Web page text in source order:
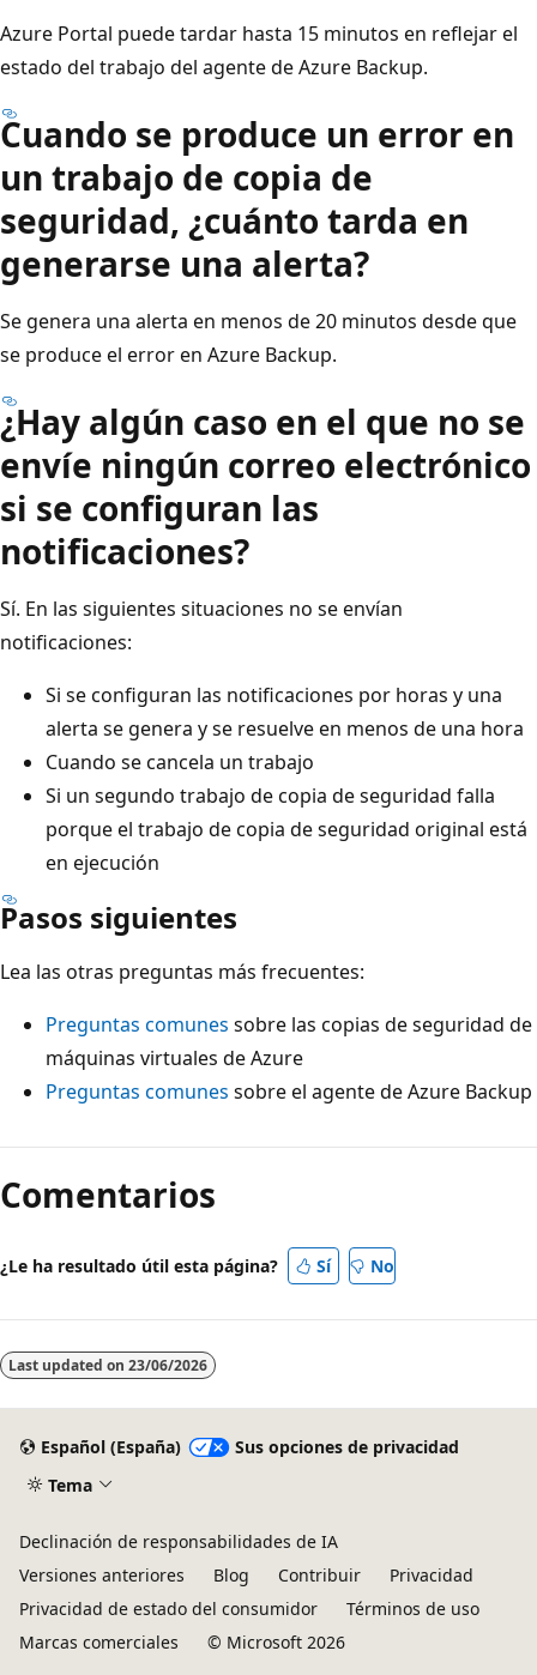
Azure Portal puede tardar hasta 15 minutos en reflejar el
estado del trabajo del agente de Azure Backup.
Cuando se produce un error en
un trabajo de copia de
seguridad, ¿cuánto tarda en
generarse una alerta?
Se genera una alerta en menos de 20 minutos desde que
se produce el error en Azure Backup.
¿Hay algún caso en el que no se
envíe ningún correo electrónico
si se configuran las
notificaciones?
Sí. En las siguientes situaciones no se envían
notificaciones:
Si se configuran las notificaciones por horas y una
alerta se genera y se resuelve en menos de una hora
Cuando se cancela un trabajo
Si un segundo trabajo de copia de seguridad falla
porque el trabajo de copia de seguridad original está
en ejecución
Pasos siguientes
Lea las otras preguntas más frecuentes:
Preguntas comunes sobre las copias de seguridad de
máquinas virtuales de Azure
Preguntas comunes sobre el agente de Azure Backup
Comentarios
¿Le ha resultado útil esta página? Sí No
Last updated on 23/06/2026
Español (España)
Sus opciones de privacidad
Tema
Declinación de responsabilidades de IA
Versiones anteriores
Blog Contribuir
Privacidad
Privacidad de estado del consumidor
Términos de uso
Marcas comerciales
© Microsoft 2026